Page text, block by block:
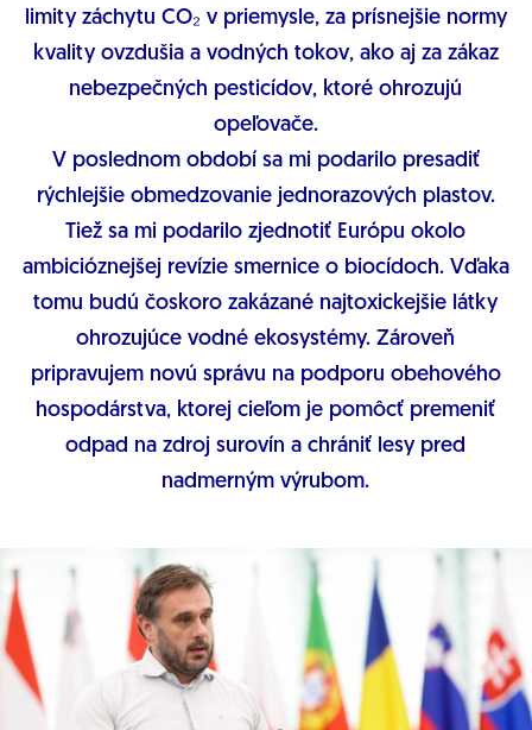
limity záchytu CO₂ v priemysle, za prísnejšie normy
kvality ovzdušia a vodných tokov, ako aj za zákaz
nebezpečných pesticídov, ktoré ohrozujú
opeľovače.
V poslednom období sa mi podarilo presadiť
rýchlejšie obmedzovanie jednorazových plastov.
Tiež sa mi podarilo zjednotiť Európu okolo
ambicióznejšej revízie smernice o biocídoch. Vďaka
tomu budú čoskoro zakázané najtoxickejšie látky
ohrozujúce vodné ekosystémy. Zároveň
pripravujem novú správu na podporu obehového
hospodárstva, ktorej cieľom je pomôcť premeniť
odpad na zdroj surovín a chrániť lesy pred
nadmerným výrubom.